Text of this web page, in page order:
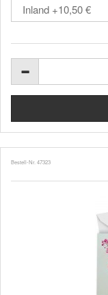
Bestell-Nr. 47323